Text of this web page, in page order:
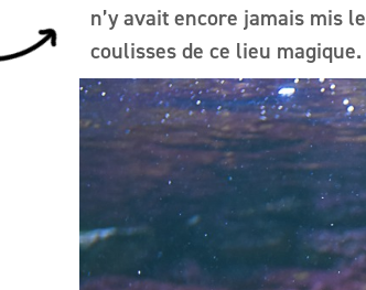
n’y avait encore jamais mis
coulisses de ce lieu magique.